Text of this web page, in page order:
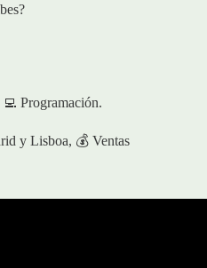
Programación.
y Lisboa, 💰 Ventas